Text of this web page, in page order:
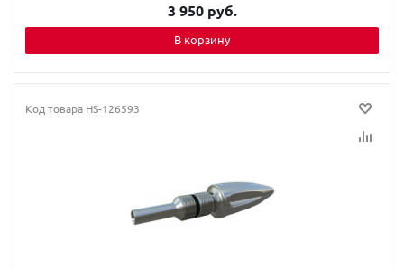
3 950 руб.
В корзину
Код товара HS-126593